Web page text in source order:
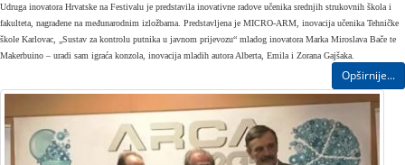
Udruga inovatora Hrvatske na Festivalu je predstavila inovativne radove učenika srednjih strukovnih škola i
fakulteta, nagrađene na međunarodnim izložbama. Predstavljena je MICRO-ARM, inovacija učenika Tehničke
škole Karlovac, „Sustav za kontrolu putnika u javnom prijevozu“ mladog inovatora Marka Miroslava Bače te
Makerbuino – uradi sam igraća konzola, inovacija mladih autora Alberta, Emila i Zorana Gajšaka.
Opširnije...